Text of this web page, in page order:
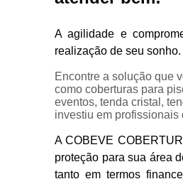
A agilidade e
realização de seu sonho.
Encontre a solução que
como coberturas para
eventos, tenda cristal,
investiu em profissionais
A COBEVE
proteção para sua área
tanto em termos